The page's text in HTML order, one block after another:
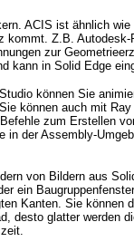
ACIS ist ähnlich
kommt. Z.B. Autodesk-
zur
kann in Solid Edge
können Sie
können auch mit
zum Erstellen
in der Assembly-
von Bildern aus
ein
Kanten. Sie können
desto glatter werden